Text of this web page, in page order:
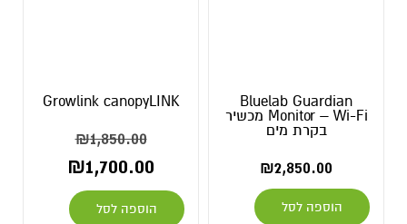
Bluelab Guardian
Monitor – Wi-Fi מכשיר
בקרת מים
₪2,850.00
הוספה לסל
Growlink canopyLINK
₪1,850.00
₪1,700.00
הוספה לסל